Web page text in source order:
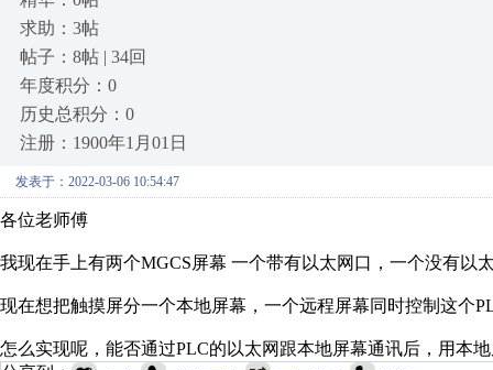
求助：3帖
帖子：8帖 | 34回
年度积分：0
历史总积分：0
注册：1900年1月01日
发表于：2022-03-06 10:54:47
各位老师傅
我现在手上有两个MGCS屏幕 一个带有以太网口，一个没有以
现在想把触摸屏分一个本地屏幕，一个远程屏幕同时控制这个
怎么实现呢，能否通过PLC的以太网跟本地屏幕通讯后，用本